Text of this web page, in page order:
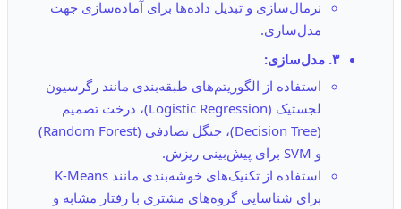
نرمال‌سازی و تبدیل داده‌ها برای آماده‌سازی جهت
مدل‌سازی.
۳. مدل‌سازی:
استفاده از الگوریتم‌های طبقه‌بندی مانند رگرسیون
لجستیک (Logistic Regression)، درخت تصمیم
(Decision Tree)، جنگل تصادفی (Random Forest)
و SVM برای پیش‌بینی ریزش.
استفاده از تکنیک‌های خوشه‌بندی مانند K-Means
برای شناسایی گروه‌های مشتری با رفتار مشابه و